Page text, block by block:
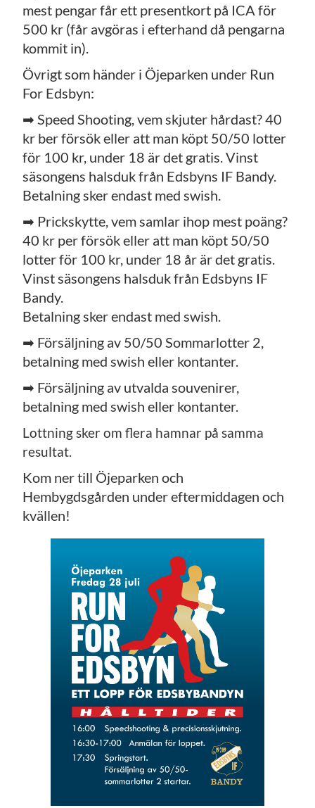
mest pengar får ett presentkort på ICA för
500 kr (får avgöras i efterhand då pengarna
kommit in).
Övrigt som händer i Öjeparken under Run
For Edsbyn:
➡ Speed Shooting, vem skjuter hårdast? 40
kr ber försök eller att man köpt 50/50 lotter
för 100 kr, under 18 är det gratis. Vinst
säsongens halsduk från Edsbyns IF Bandy.
Betalning sker endast med swish.
➡ Prickskytte, vem samlar ihop mest poäng?
40 kr per försök eller att man köpt 50/50
lotter för 100 kr, under 18 år är det gratis.
Vinst säsongens halsduk från Edsbyns IF
Bandy.
Betalning sker endast med swish.
➡ Försäljning av 50/50 Sommarlotter 2,
betalning med swish eller kontanter.
➡ Försäljning av utvalda souvenirer,
betalning med swish eller kontanter.
Lottning sker om flera hamnar på samma
resultat.
Kom ner till Öjeparken och
Hembygdsgården under eftermiddagen och
kvällen!